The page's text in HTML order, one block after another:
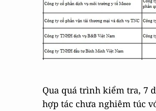
Qua quá trình kiểm tra, 7
hợp tác chưa nghiêm túc